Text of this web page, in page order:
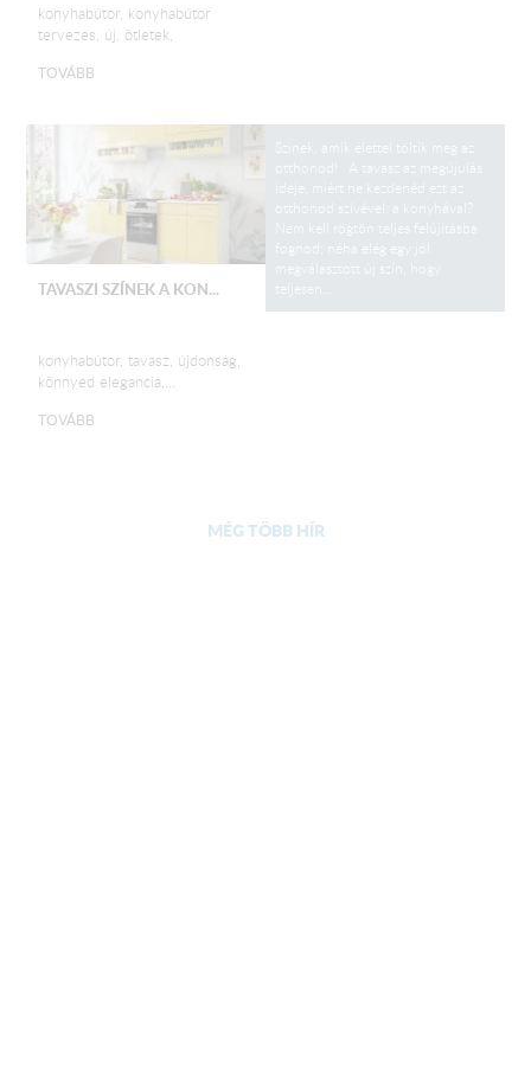
konyhabútor, konyhabútor
tervezés, új, ötletek,
TOVÁBB
TAVASZI SZÍNEK A KON...
konyhabútor, tavasz, újdonság,
könnyed elegancia,...
TOVÁBB
Színek, amik élettel töltik meg az
otthonod! A tavasz az megújulás
ideje, miért ne kezdenéd ezt az
otthonod szívével, a konyhával?
Nem kell rögtön teljes felújításba
fognod; néha elég egy jól
megválasztott új szín, hogy
teljesen...
MÉG TÖBB HÍR